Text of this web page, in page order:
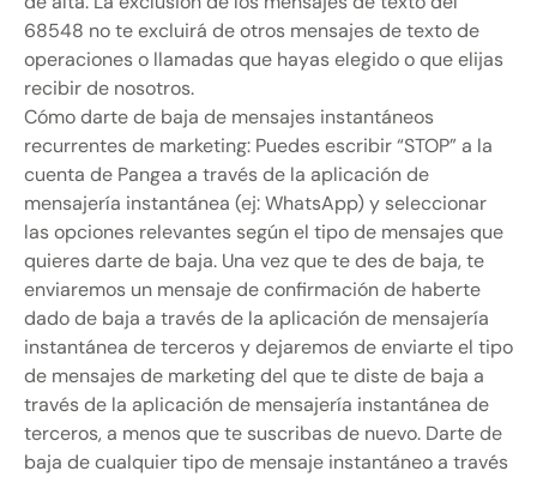
68548 no te excluirá de otros mensajes de texto de
operaciones o llamadas que hayas elegido o que elijas
recibir de nosotros.
Cómo darte de baja de mensajes instantáneos
recurrentes de marketing: Puedes escribir “STOP” a la
cuenta de Pangea a través de la aplicación de
mensajería instantánea (ej: WhatsApp) y seleccionar
las opciones relevantes según el tipo de mensajes que
quieres darte de baja. Una vez que te des de baja, te
enviaremos un mensaje de confirmación de haberte
dado de baja a través de la aplicación de mensajería
instantánea de terceros y dejaremos de enviarte el tipo
de mensajes de marketing del que te diste de baja a
través de la aplicación de mensajería instantánea de
terceros, a menos que te suscribas de nuevo. Darte de
baja de cualquier tipo de mensaje instantáneo a través